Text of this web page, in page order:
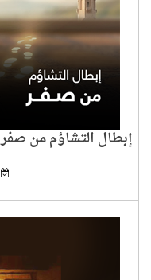
إبطال التشاؤم من صفر